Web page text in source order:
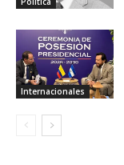
Internacionales